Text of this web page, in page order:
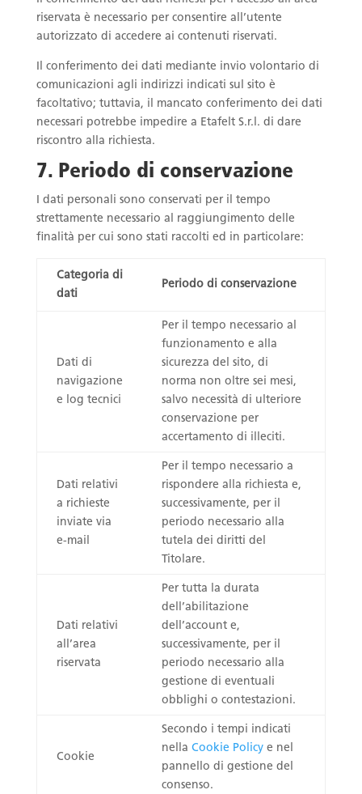
riservata è necessario per consentire all’utente
autorizzato di accedere ai contenuti riservati.
Il conferimento dei dati mediante invio volontario di
comunicazioni agli indirizzi indicati sul sito è
facoltativo; tuttavia, il mancato conferimento dei dati
necessari potrebbe impedire a Etafelt S.r.l. di dare
riscontro alla richiesta.
7. Periodo di conservazione
I dati personali sono conservati per il tempo
strettamente necessario al raggiungimento delle
finalità per cui sono stati raccolti ed in particolare:
Categoria di
dati
Periodo di conservazione
Dati di
navigazione
e log tecnici
Per il tempo necessario al
funzionamento e alla
sicurezza del sito, di
norma non oltre sei mesi,
salvo necessità di ulteriore
conservazione per
accertamento di illeciti.
Dati relativi
a richieste
inviate via
e-mail
Per il tempo necessario a
rispondere alla richiesta e,
successivamente, per il
periodo necessario alla
tutela dei diritti del
Titolare.
Dati relativi
all’area
riservata
Per tutta la durata
dell’abilitazione
dell’account e,
successivamente, per il
periodo necessario alla
gestione di eventuali
obblighi o contestazioni.
Cookie
Secondo i tempi indicati
nella Cookie Policye nel
pannello di gestione del
consenso.